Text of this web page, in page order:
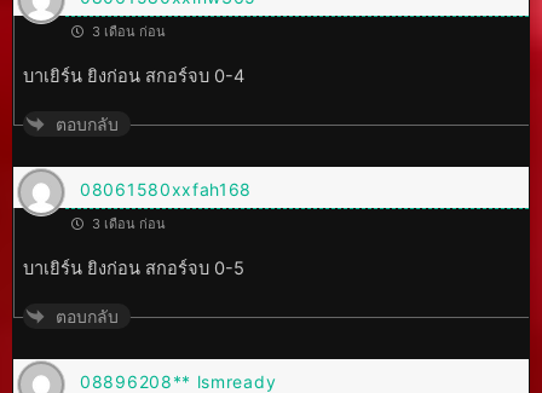
3 เดือน ก่อน
บาเยิร์น ยิงก่อน สกอร์จบ 0-4
ตอบกลับ
08061580xxfah168
3 เดือน ก่อน
บาเยิร์น ยิงก่อน สกอร์จบ 0-5
ตอบกลับ
08896208** lsmready